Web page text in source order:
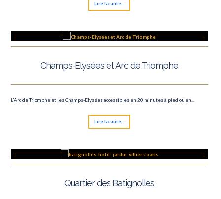
Lire la suite...
Champs-Elysées et Arc de Triomphe
L'Arc de Triomphe et les Champs-Elysées accessibles en 20 minutes à pied ou en...
Lire la suite...
Quartier des Batignolles